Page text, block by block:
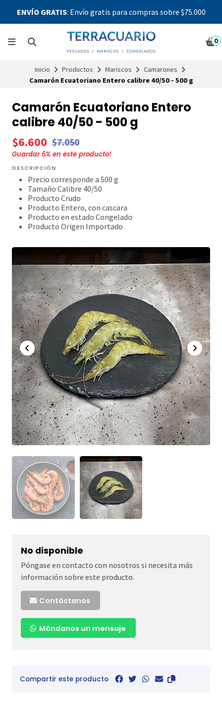
ENVÍO GRATIS: Envío gratis para compras sobre $75.000
0
Inicio Productos Mariscos
Camarones
Camarón Ecuatoriano Entero calibre 40/50 - 500 g
Camarón Ecuatoriano Entero
calibre 40/50 - 500 g
$6.600 $7.050
Guardar 6% en este producto!
DESCRIPCIÓN
Precio corresponde a 500 g
Tamaño Calibre 40/50
Producto Crudo
Producto Entero, con cascara
Producto en estado Congelado
Producto Origen Importado
No disponible
Póngase en contacto con nosotros si necesita más
información sobre este producto.
Contáctanos
Mándanos un mensaje
Compartir este producto